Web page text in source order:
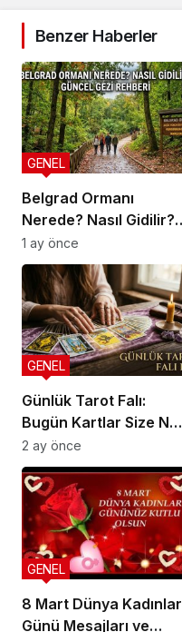
Benzer Haberler
Belgrad Ormanı
Nerede? Nasıl Gidilir?
Güncel Gezi Rehberi
GENEL
1 ay önce
Günlük Tarot Falı:
Bugün Kartlar Size Ne
Söylüyor?
GENEL
2 ay önce
8 Mart Dünya Kadınlar
Günü Mesajları ve
GENEL